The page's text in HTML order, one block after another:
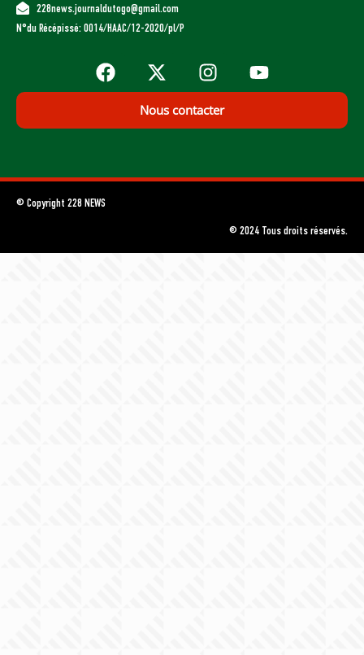
228news.journaldutogo@gmail.com
N°du Récépissé: 0014/HAAC/12-2020/pl/P
Nous contacter
© Copyright 228 NEWS
© 2024 Tous droits réservés.